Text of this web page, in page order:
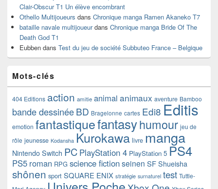
Clair-Obscur T1 Un élève encombrant
Othello Multijoueurs dans Chronique manga Ramen Akaneko T7
bataille navale multijoueurdans Chronique manga Bride Of The
Death God T1
Eubben dans Test du jeu de société Subbuteo France – Belgique
Mots-clés
404 Editions action amitie animal animaux aventure Bamboo
bande dessinéeBD Bragelonne cartes Edi8 Editis
emotion fantastiquefantasyhumour jeu de
rôle jeunesse Kodansha Kurokawa livre manga
Nintendo Switch PC PlayStation 4 PlayStation 5 PS4
PS5 roman RPG science fictionseinen SF Shueisha
shônen sport SQUARE ENIX stratégie surnaturel test Tuttle-